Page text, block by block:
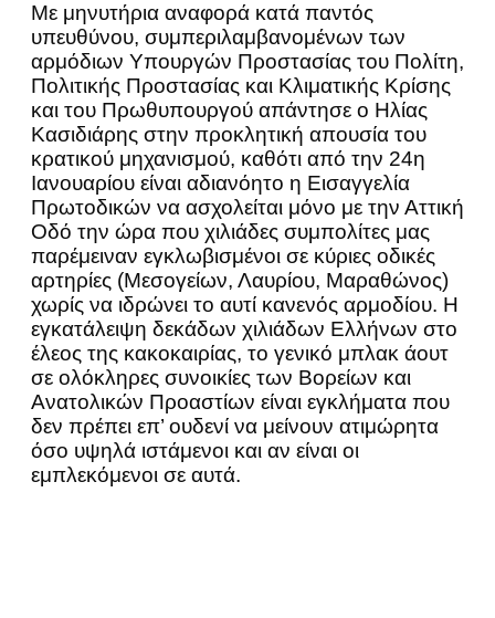
Με μηνυτήρια αναφορά κατά παντός
υπευθύνου, συμπεριλαμβανομένων των
αρμόδιων Υπουργών Προστασίας του Πολίτη,
Πολιτικής Προστασίας και Κλιματικής Κρίσης
και του Πρωθυπουργού απάντησε ο Ηλίας
Κασιδιάρης στην προκλητική απουσία του
κρατικού μηχανισμού, καθότι από την 24η
Ιανουαρίου είναι αδιανόητο η Εισαγγελία
Πρωτοδικών να ασχολείται μόνο με την Αττική
Οδό την ώρα που χιλιάδες συμπολίτες μας
παρέμειναν εγκλωβισμένοι σε κύριες οδικές
αρτηρίες (Μεσογείων, Λαυρίου, Μαραθώνος)
χωρίς να ιδρώνει το αυτί κανενός αρμοδίου. Η
εγκατάλειψη δεκάδων χιλιάδων Ελλήνων στο
έλεος της κακοκαιρίας, το γενικό μπλακ άουτ
σε ολόκληρες συνοικίες των Βορείων και
Ανατολικών Προαστίων είναι εγκλήματα που
δεν πρέπει επ’ ουδενί να μείνουν ατιμώρητα
όσο υψηλά ιστάμενοι και αν είναι οι
εμπλεκόμενοι σε αυτά.